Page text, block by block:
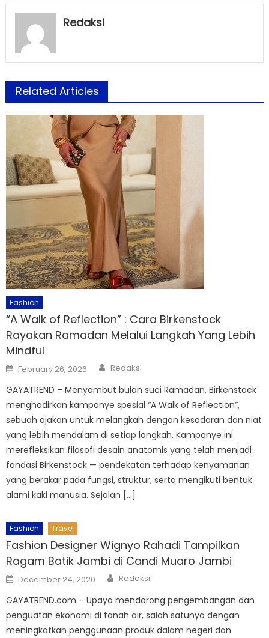
Redaksi
Related Articles
Fashion
“A Walk of Reflection” : Cara Birkenstock
Rayakan Ramadan Melalui Langkah Yang Lebih
Mindful
Posted
on
February 26, 2026 Author
Redaksi
GAYATREND – Menyambut bulan suci Ramadan, Birkenstock
menghadirkan kampanye spesial “A Walk of Reflection”,
sebuah ajakan untuk melangkah dengan kesadaran dan niat
yang lebih mendalam di setiap langkah. Kampanye ini
merefleksikan filosofi desain anatomis yang telah menjadi
fondasi Birkenstock — pendekatan terhadap kenyamanan
yang berakar pada fungsi, struktur, serta mengikuti bentuk
alami kaki manusia. Sejalan […]
Fashion Travel
Fashion Designer Wignyo Rahadi Tampilkan
Ragam Batik Jambi di Candi Muaro Jambi
Posted
on
December 24, 2020 Author
Redaksi
GAYATREND.com – Upaya mendorong pengembangan dan
penguatan ekonomi di tanah air, salah satunya dengan
meningkatkan penggunaan produk dalam negeri dan